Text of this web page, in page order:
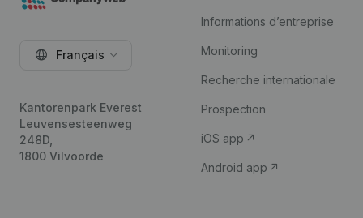
Français
Kantorenpark Everest
Leuvensesteenweg
248D,
1800 Vilvoorde
Informations d’entreprise
Monitoring
Recherche internationale
Prospection
iOS app
Android app